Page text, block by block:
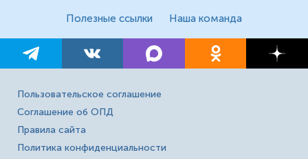
Полезные ссылки Наша команда
Пользовательское соглашение
Соглашение об ОПД
Правила сайта
Политика конфиденциальности